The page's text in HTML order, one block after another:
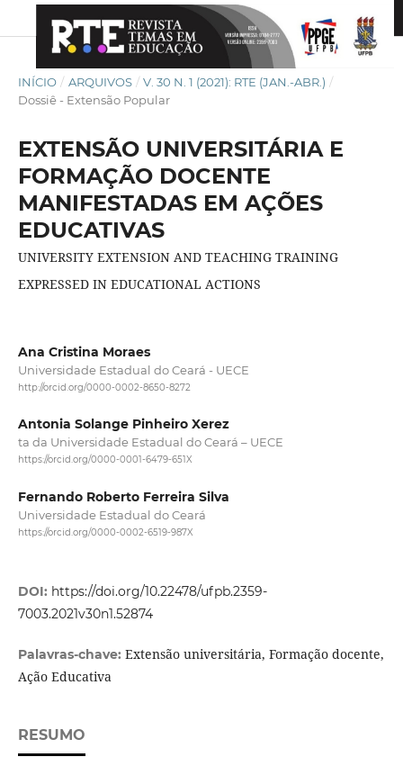
INÍCIO / ARQUIVOS / V. 30 N. 1 (2021): RTE (JAN.-ABR.) /
Dossiê - Extensão Popular
EXTENSÃO UNIVERSITÁRIA E
FORMAÇÃO DOCENTE
MANIFESTADAS EM AÇÕES
EDUCATIVAS
UNIVERSITY EXTENSION AND TEACHING TRAINING
EXPRESSED IN EDUCATIONAL ACTIONS
Ana Cristina Moraes
Universidade Estadual do Ceará - UECE
http://orcid.org/0000-0002-8650-8272
Antonia Solange Pinheiro Xerez
ta da Universidade Estadual do Ceará – UECE
https://orcid.org/0000-0001-6479-651X
Fernando Roberto Ferreira Silva
Universidade Estadual do Ceará
https://orcid.org/0000-0002-6519-987X
DOI: https://doi.org/10.22478/ufpb.2359-
7003.2021v30n1.52874
Palavras-chave: Extensão universitária, Formação docente,
Ação Educativa
RESUMO